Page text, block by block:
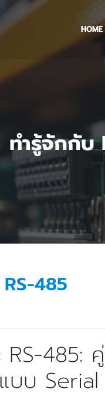
HOME
ทำรู้จักกับ
485
485:
บบ Serial